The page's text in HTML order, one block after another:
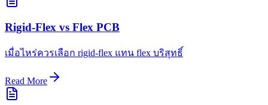
Rigid-Flex vs Flex PCB
เมื่อไหร่ควรเลือก rigid-flex แทน flex บริสุทธิ์
Read More